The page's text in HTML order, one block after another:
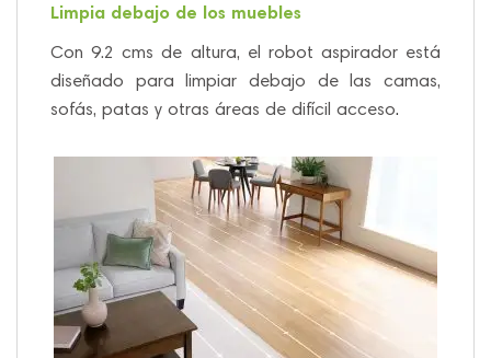
Limpia debajo de los muebles
Con 9.2 cms de altura, el robot aspirador está
diseñado para limpiar debajo de las camas,
sofás, patas y otras áreas de difícil acceso.